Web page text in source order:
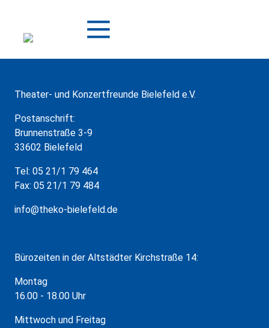
springen
Theater- und Konzertfreunde Bielefeld e.V.
Postanschrift:
Brunnenstraße 3-9
33602 Bielefeld
Tel: 05 21/1 79 464
Fax: 05 21/1 79 484
info@theko-bielefeld.de
Bürozeiten in der Altstädter Kirchstraße 14:
Montag
16.00 - 18.00 Uhr
Mittwoch und Freitag